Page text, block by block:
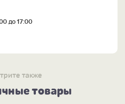
до 17:00
также
товары